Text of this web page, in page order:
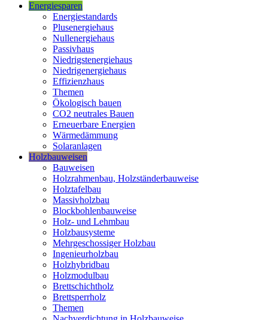
Energiesparen
Energiestandards
Plusenergiehaus
Nullenergiehaus
Passivhaus
Niedrigstenergiehaus
Niedrigenergiehaus
Effizienzhaus
Themen
Ökologisch bauen
CO2 neutrales Bauen
Erneuerbare Energien
Wärmedämmung
Solaranlagen
Holzbauweisen
Bauweisen
Holzrahmenbau, Holzständerbauweise
Holztafelbau
Massivholzbau
Blockbohlenbauweise
Holz- und Lehmbau
Holzbausysteme
Mehrgeschossiger Holzbau
Ingenieurholzbau
Holzhybridbau
Holzmodulbau
Brettschichtholz
Brettsperrholz
Themen